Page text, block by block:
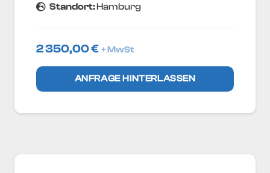
Standort:Hamburg
2 350,00€ + MwSt
ANFRAGE HINTERLASSEN